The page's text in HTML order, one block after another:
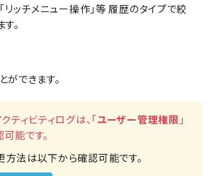
リッチメニュー操作」等 履歴のタイプで絞
。
ができます。
ティビティログは、「ユーザー管理権限 」
能です。
法は以下から確認可能です。